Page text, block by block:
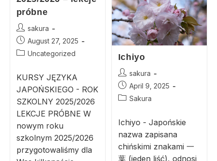
próbne
sakura
August 27, 2025
Uncategorized
KURSY JĘZYKA
JAPOŃSKIEGO - ROK
SZKOLNY 2025/2026
LEKCJE PRÓBNE W
nowym roku
szkolnym 2025/2026
przygotowaliśmy dla
Ichiyo
sakura
April 9, 2025
Sakura
Ichiyo - Japońskie
nazwa zapisana
chińskimi znakami 一
葉 (jeden liść), odnosi